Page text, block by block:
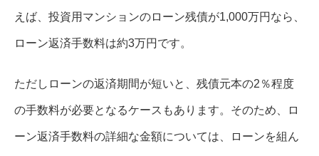
えば、投資用マンションのローン残債が1,000万円なら、
ローン返済手数料は約3万円です。
ただしローンの返済期間が短いと、残債元本の2％程度
の手数料が必要となるケースもあります。そのため、ロ
ーン返済手数料の詳細な金額については、ローンを組ん